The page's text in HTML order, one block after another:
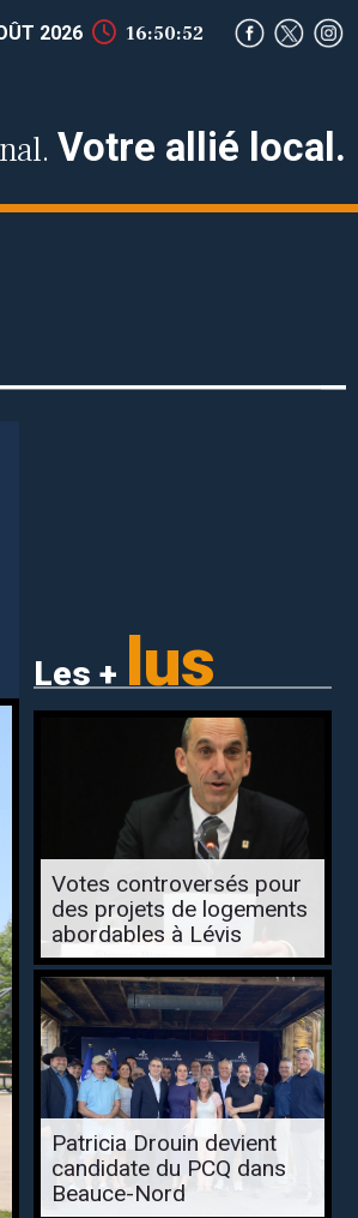
2026 16:50:53
Votre allié local.
Les + lus
Votes controversés pour
des projets de logements
abordables à Lévis
Patricia Drouin devient
candidate du PCQ dans
Beauce-Nord